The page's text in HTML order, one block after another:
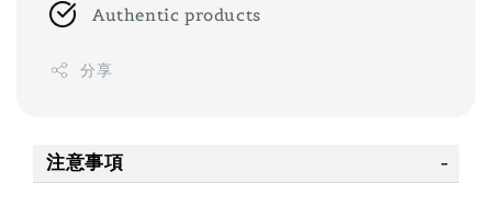
Authentic products
分享
注意事項